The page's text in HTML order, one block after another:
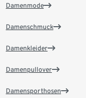
Damenmode
Damenschmuck
Damenkleider
Damenpullover
Damensporthosen